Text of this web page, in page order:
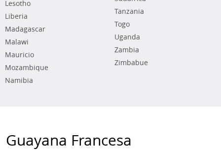
Lesotho
Liberia
Madagascar
Malawi
Mauricio
Mozambique
Namibia
Tanzania
Togo
Uganda
Zambia
Zimbabue
Guayana Francesa